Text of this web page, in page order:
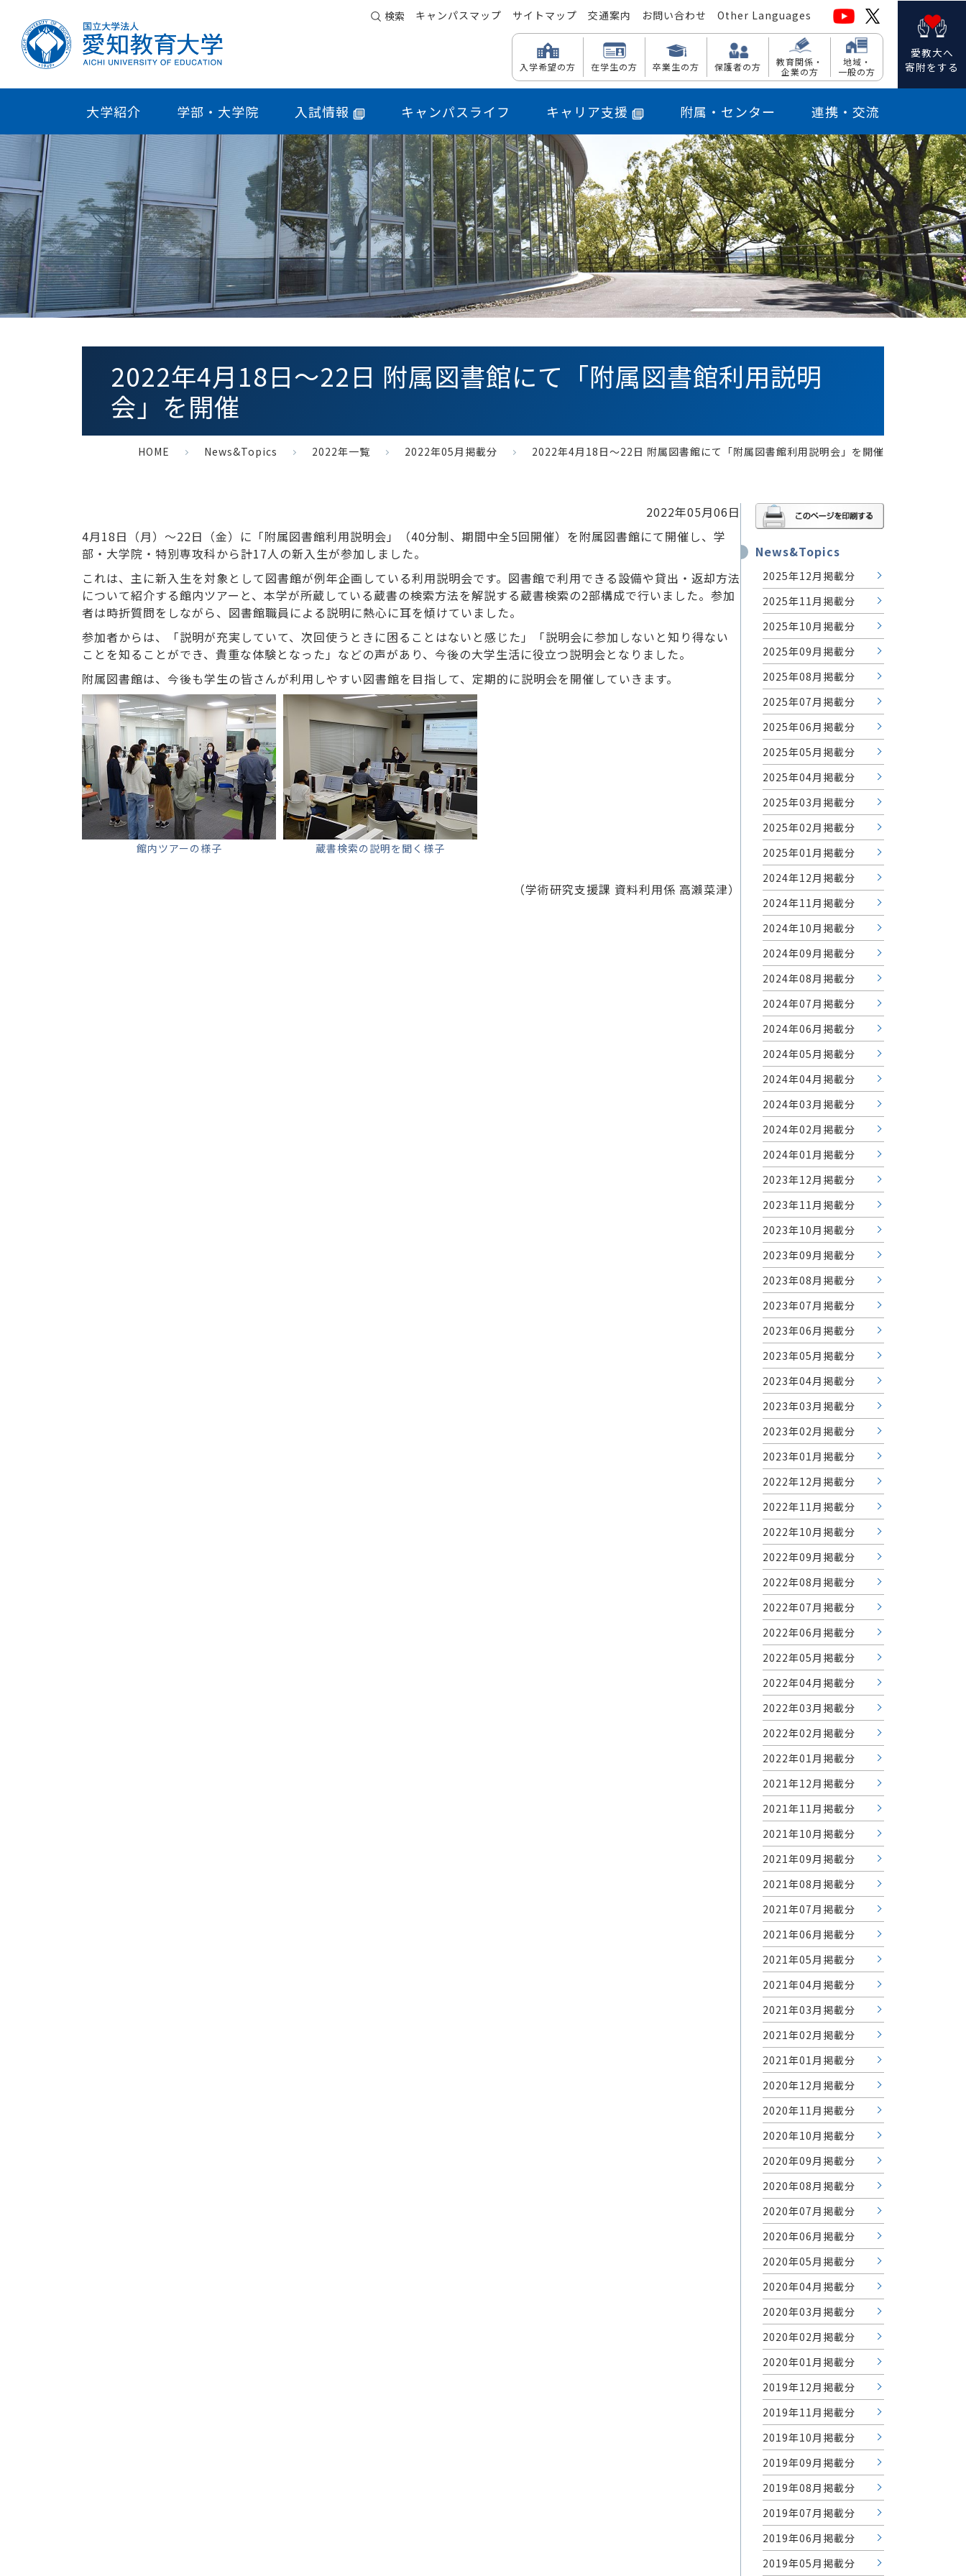
検索 キャンパスマップ サイトマップ 交通案内 お問い合わせ Other Languages
入学希望の方 在学生の方 卒業生の方 保護者の方
教育関係・
企業の方
地域・
一般の方
愛教大へ
寄附をする
大学紹介 学部・大学院 入試情報 キャンパスライフ キャリア支援 附属・センター 連携・交流
2022年4月18日～22日 附属図書館にて「附属図書館利用説明
会」を開催
HOME News&Topics 2022年一覧 2022年05月掲載分 2022年4月18日～22日 附属図書館にて「附属図書館利用説明会」を開催
2022年05月06日
4月18日（月）～22日（金）に「附属図書館利用説明会」（40分制、期間中全5回開催）を附属図書館にて開催し、学
部・大学院・特別専攻科から計17人の新入生が参加しました。
これは、主に新入生を対象として図書館が例年企画している利用説明会です。図書館で利用できる設備や貸出・返却方法
について紹介する館内ツアーと、本学が所蔵している蔵書の検索方法を解説する蔵書検索の2部構成で行いました。参加
者は時折質問をしながら、図書館職員による説明に熱心に耳を傾けていました。
参加者からは、「説明が充実していて、次回使うときに困ることはないと感じた」「説明会に参加しないと知り得ない
ことを知ることができ、貴重な体験となった」などの声があり、今後の大学生活に役立つ説明会となりました。
附属図書館は、今後も学生の皆さんが利用しやすい図書館を目指して、定期的に説明会を開催していきます。
館内ツアーの様子 蔵書検索の説明を聞く様子
（学術研究支援課 資料利用係 高瀨菜津）
News&Topics
2025年12月掲載分
2025年11月掲載分
2025年10月掲載分
2025年09月掲載分
2025年08月掲載分
2025年07月掲載分
2025年06月掲載分
2025年05月掲載分
2025年04月掲載分
2025年03月掲載分
2025年02月掲載分
2025年01月掲載分
2024年12月掲載分
2024年11月掲載分
2024年10月掲載分
2024年09月掲載分
2024年08月掲載分
2024年07月掲載分
2024年06月掲載分
2024年05月掲載分
2024年04月掲載分
2024年03月掲載分
2024年02月掲載分
2024年01月掲載分
2023年12月掲載分
2023年11月掲載分
2023年10月掲載分
2023年09月掲載分
2023年08月掲載分
2023年07月掲載分
2023年06月掲載分
2023年05月掲載分
2023年04月掲載分
2023年03月掲載分
2023年02月掲載分
2023年01月掲載分
2022年12月掲載分
2022年11月掲載分
2022年10月掲載分
2022年09月掲載分
2022年08月掲載分
2022年07月掲載分
2022年06月掲載分
2022年05月掲載分
2022年04月掲載分
2022年03月掲載分
2022年02月掲載分
2022年01月掲載分
2021年12月掲載分
2021年11月掲載分
2021年10月掲載分
2021年09月掲載分
2021年08月掲載分
2021年07月掲載分
2021年06月掲載分
2021年05月掲載分
2021年04月掲載分
2021年03月掲載分
2021年02月掲載分
2021年01月掲載分
2020年12月掲載分
2020年11月掲載分
2020年10月掲載分
2020年09月掲載分
2020年08月掲載分
2020年07月掲載分
2020年06月掲載分
2020年05月掲載分
2020年04月掲載分
2020年03月掲載分
2020年02月掲載分
2020年01月掲載分
2019年12月掲載分
2019年11月掲載分
2019年10月掲載分
2019年09月掲載分
2019年08月掲載分
2019年07月掲載分
2019年06月掲載分
2019年05月掲載分